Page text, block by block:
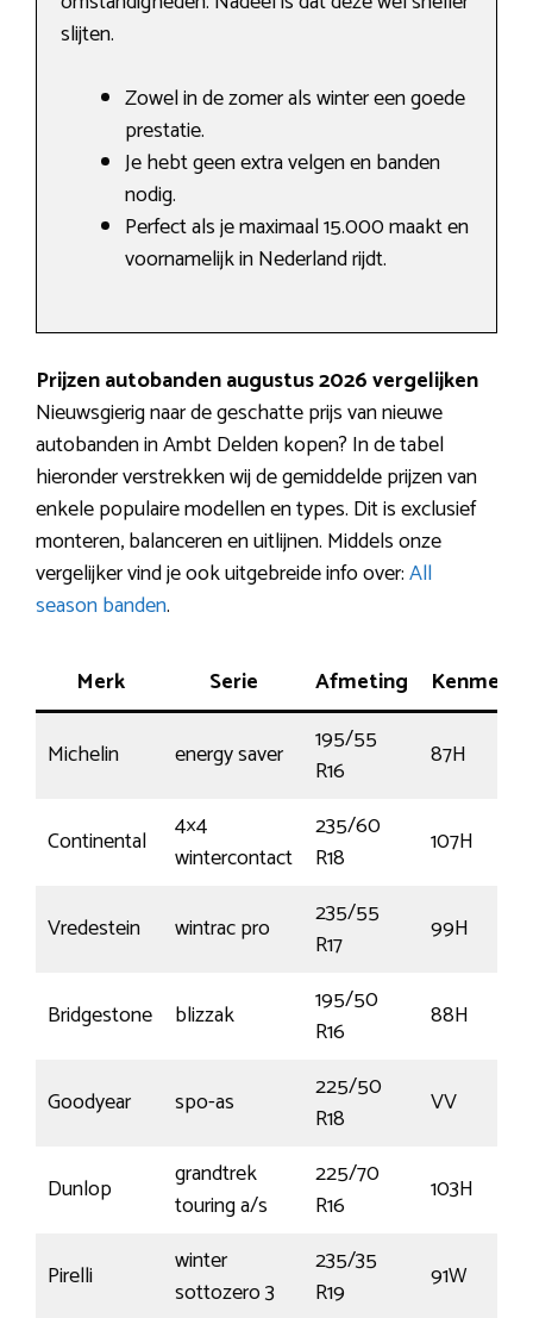
slijten.
Zowel in de zomer als winter een goede
prestatie.
Je hebt geen extra velgen en banden
nodig.
Perfect als je maximaal 15.000 maakt en
voornamelijk in Nederland rijdt.
Prijzen autobanden augustus 2026 vergelijken
Nieuwsgierig naar de geschatte prijs van nieuwe
autobanden in Ambt Delden kopen? In de tabel
hieronder verstrekken wij de gemiddelde prijzen van
enkele populaire modellen en types. Dit is exclusief
monteren, balanceren en uitlijnen. Middels onze
vergelijker vind je ook uitgebreide info over:All
season banden.
Merk Serie Afmeting Kenmerk
Michelin energy saver
195/55
R16
87H
Continental
4×4
wintercontact
235/60
R18
107H
Vredestein wintrac pro
235/55
R17
99H
Bridgestone blizzak
195/50
R16
88H
Goodyear spo-as
225/50
R18
VV
Dunlop
grandtrek
touring a/s
225/70
R16
103H
Pirelli
winter
sottozero 3
235/35
R19
91W